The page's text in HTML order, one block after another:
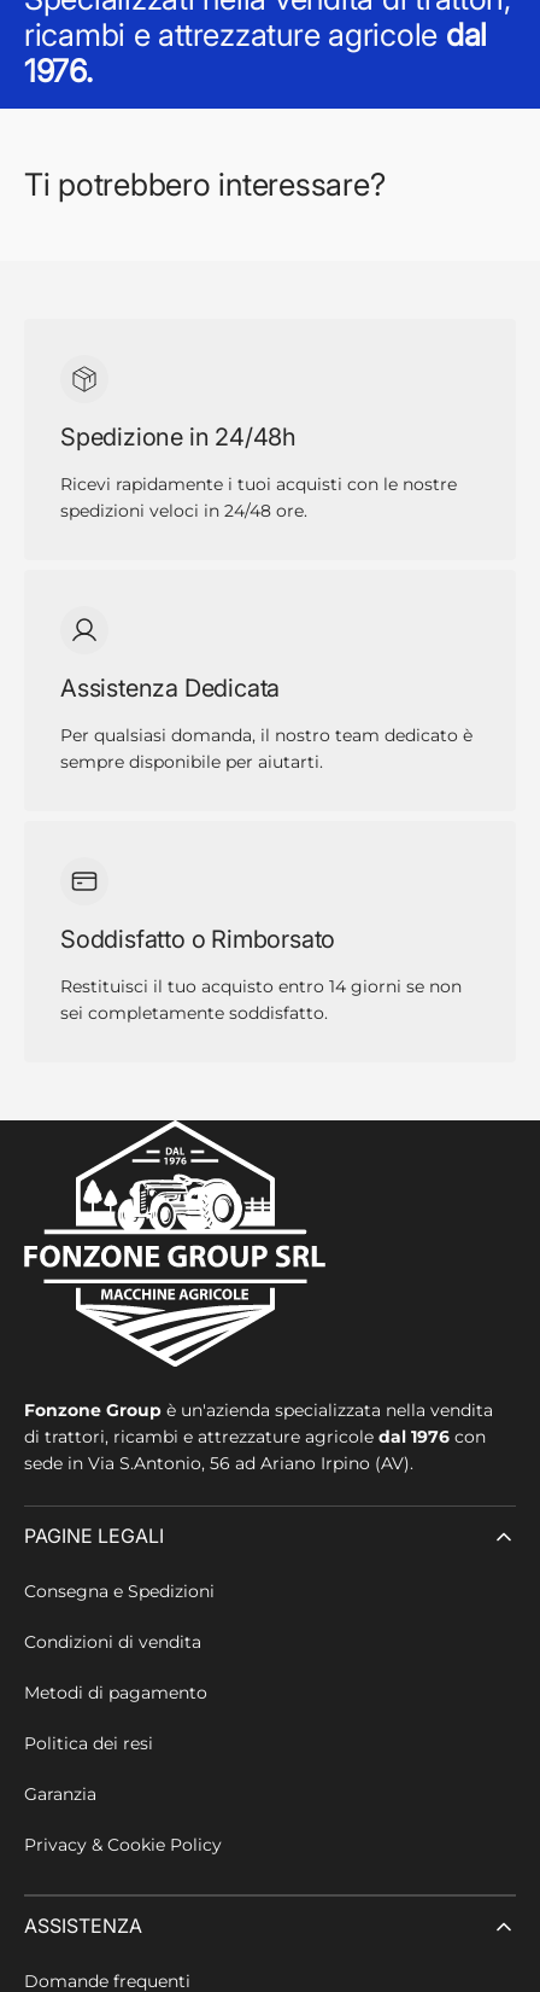
ricambi e attrezzature agricole dal
1976.
Ti potrebbero interessare?
Spedizione in 24/48h
Ricevi rapidamente i tuoi acquisti con le nostre
spedizioni veloci in 24/48 ore.
Assistenza Dedicata
Per qualsiasi domanda, il nostro team dedicato è
sempre disponibile per aiutarti.
Soddisfatto o Rimborsato
Restituisci il tuo acquisto entro 14 giorni se non
sei completamente soddisfatto.
Fonzone Group è un'azienda specializzata nella vendita
di trattori, ricambi e attrezzature agricole dal 1976 con
sede in Via S.Antonio, 56 ad Ariano Irpino (AV).
PAGINE LEGALI
Consegna e Spedizioni
Condizioni di vendita
Metodi di pagamento
Politica dei resi
Garanzia
Privacy & Cookie Policy
ASSISTENZA
Domande frequenti